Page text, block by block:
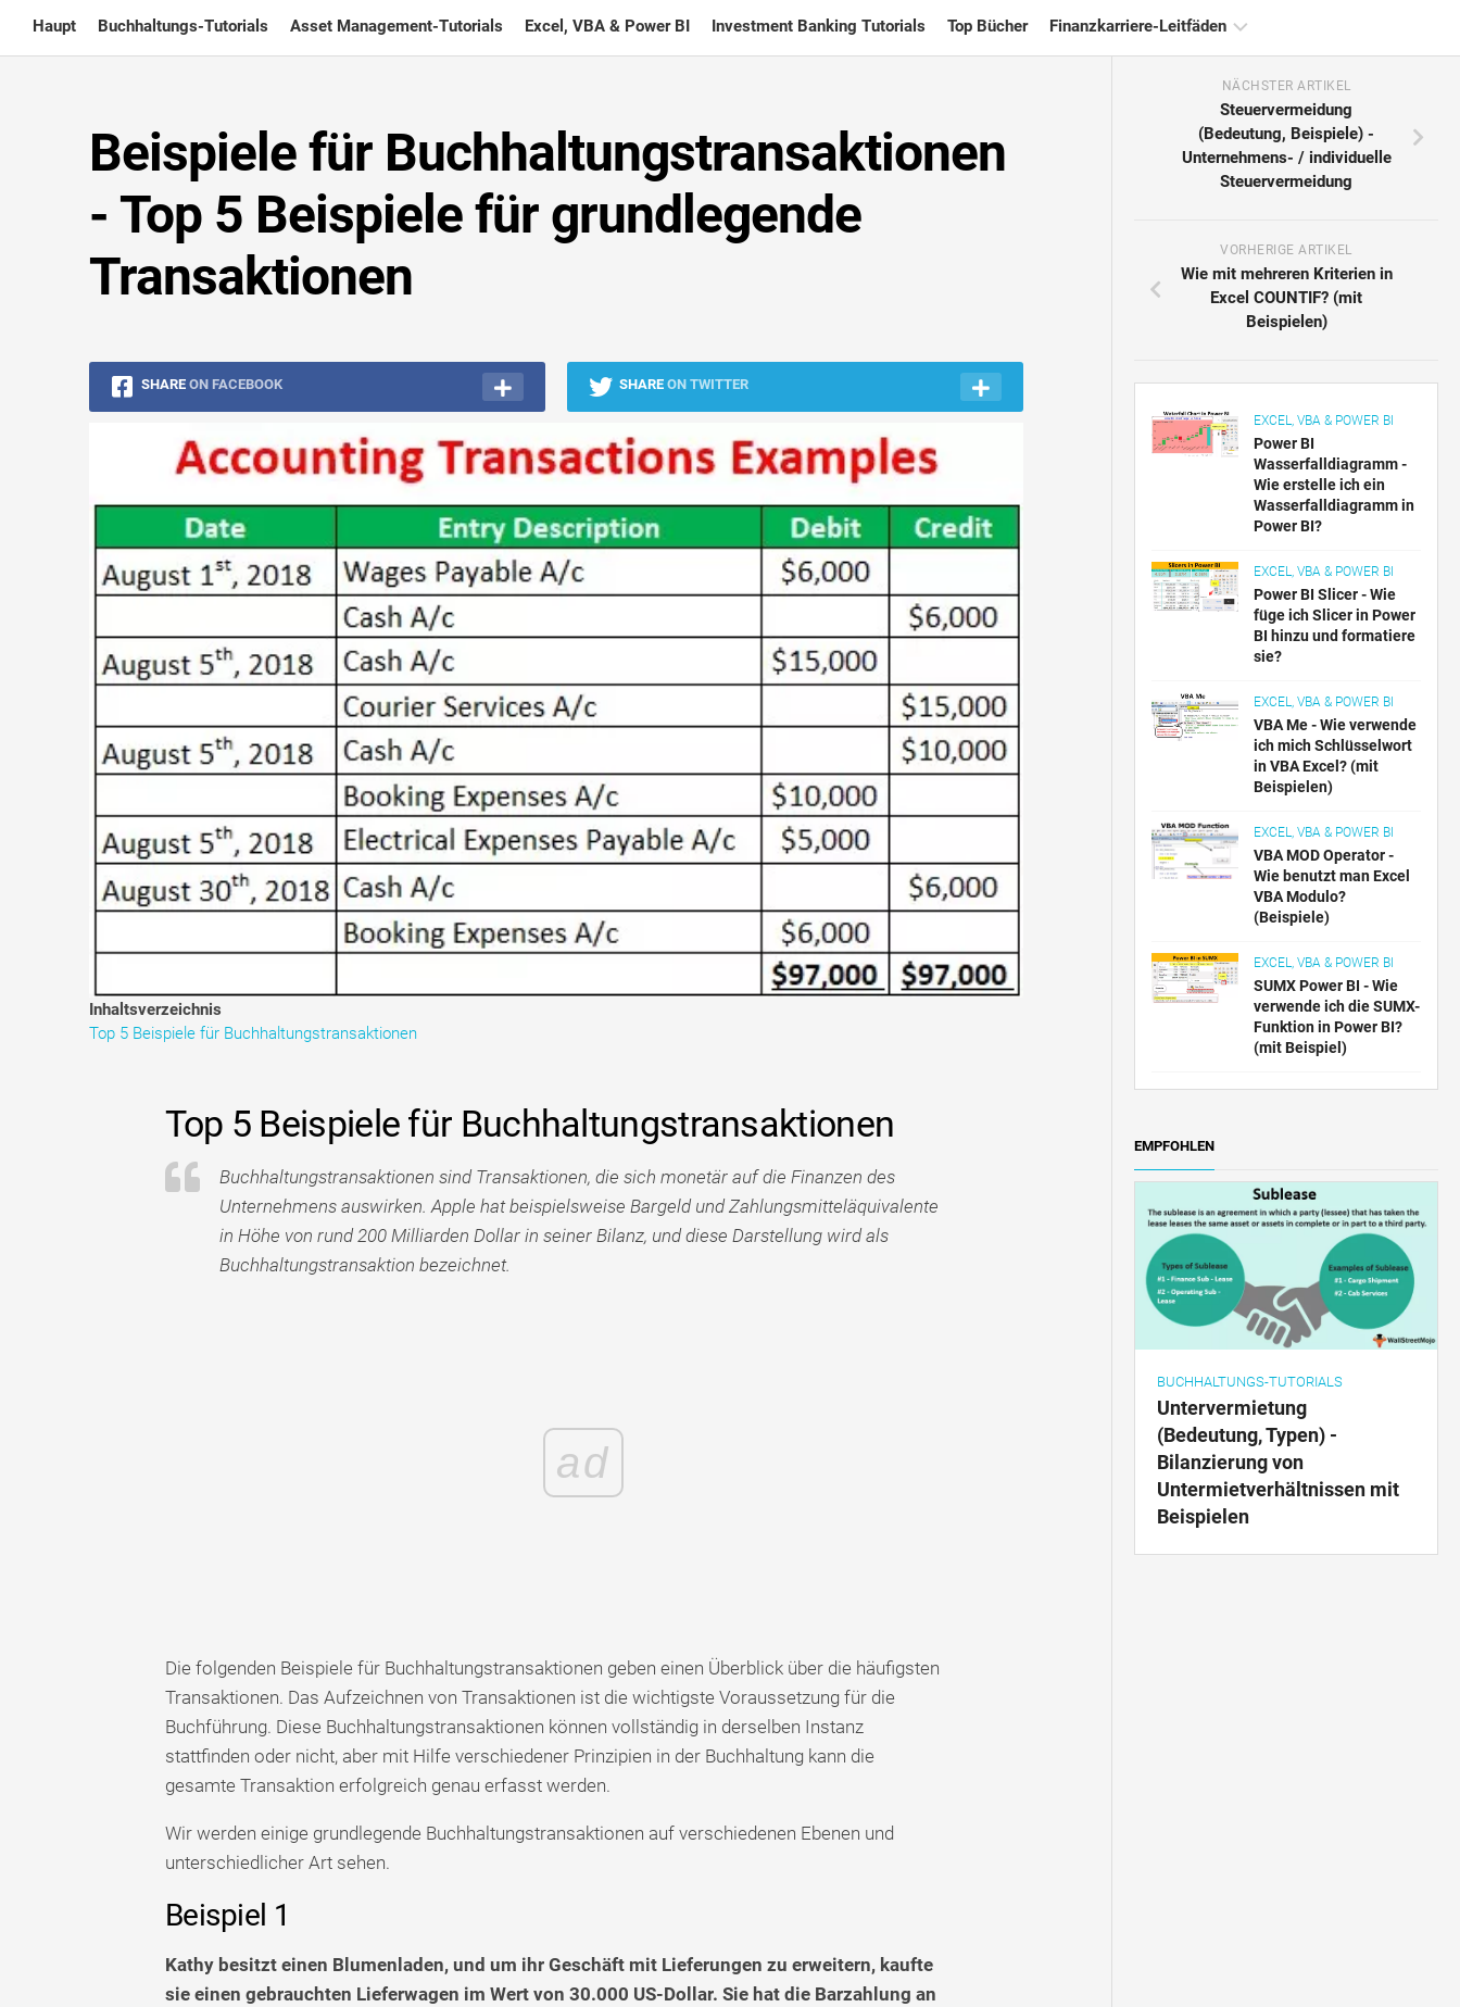
content
Haupt Buchhaltungs-Tutorials Asset Management-Tutorials Excel, VBA & Power BI Investment Banking Tutorials Top Bücher Finanzkarriere-Leitfäden
Finanzzertifizierung
Vollständige
Beispiele für Buchhaltungstransaktionen
- Top 5 Beispiele für grundlegende
Transaktionen
SHARE ON FACEBOOK SHARE ON TWITTER
Inhaltsverzeichnis
Top 5 Beispiele für Buchhaltungstransaktionen
Top 5 Beispiele für Buchhaltungstransaktionen
Buchhaltungstransaktionen sind Transaktionen, die sich monetär auf die Finanzen des
Unternehmens auswirken. Apple hat beispielsweise Bargeld und Zahlungsmitteläquivalente
in Höhe von rund 200 Milliarden Dollar in seiner Bilanz, und diese Darstellung wird als
Buchhaltungstransaktion bezeichnet.
ad
Die folgenden Beispiele für Buchhaltungstransaktionen geben einen Überblick über die häufigsten
Transaktionen. Das Aufzeichnen von Transaktionen ist die wichtigste Voraussetzung für die
Buchführung. Diese Buchhaltungstransaktionen können vollständig in derselben Instanz
stattfinden oder nicht, aber mit Hilfe verschiedener Prinzipien in der Buchhaltung kann die
gesamte Transaktion erfolgreich genau erfasst werden.
Wir werden einige grundlegende Buchhaltungstransaktionen auf verschiedenen Ebenen und
unterschiedlicher Art sehen.
Beispiel 1
Kathy besitzt einen Blumenladen, und um ihr Geschäft mit Lieferungen zu erweitern, kaufte
sie einen gebrauchten Lieferwagen im Wert von 30.000 US-Dollar. Sie hat die Barzahlung an
NÄCHSTER ARTIKEL
Steuervermeidung
(Bedeutung, Beispiele) -
Unternehmens- / individuelle
Steuervermeidung
VORHERIGE ARTIKEL
Wie mit mehreren Kriterien in
Excel COUNTIF? (mit
Beispielen)
EXCEL, VBA & POWER BI
Power BI
Wasserfalldiagramm -
Wie erstelle ich ein
Wasserfalldiagramm in
Power BI?
EXCEL, VBA & POWER BI
Power BI Slicer - Wie
füge ich Slicer in Power
BI hinzu und formatiere
sie?
EXCEL, VBA & POWER BI
VBA Me - Wie verwende
ich mich Schlüsselwort
in VBA Excel? (mit
Beispielen)
EXCEL, VBA & POWER BI
VBA MOD Operator -
Wie benutzt man Excel
VBA Modulo?
(Beispiele)
EXCEL, VBA & POWER BI
SUMX Power BI - Wie
verwende ich die SUMX-
Funktion in Power BI?
(mit Beispiel)
EMPFOHLEN
BUCHHALTUNGS-TUTORIALS
Untervermietung
(Bedeutung, Typen) -
Bilanzierung von
Untermietverhältnissen mit
Beispielen